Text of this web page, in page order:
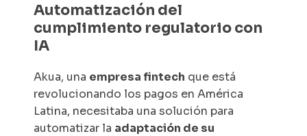
Automatización del
cumplimiento regulatorio con
IA
Akua, una empresa fintech que está
revolucionando los pagos en América
Latina, necesitaba una solución para
automatizar la adaptación de su